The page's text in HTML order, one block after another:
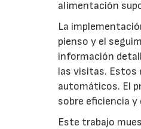
alimentación
La
pienso y el
información
las visitas. Estos
automáticos. El
sobre eficiencia
Este trabajo